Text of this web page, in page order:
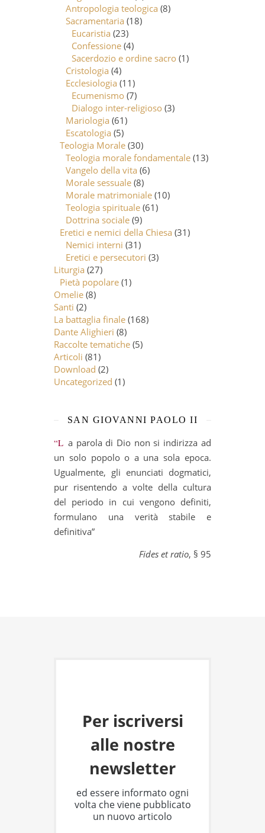
Antropologia teologica (8)
Sacramentaria (18)
Eucaristia (23)
Confessione (4)
Sacerdozio e ordine sacro (1)
Cristologia (4)
Ecclesiologia (11)
Ecumenismo (7)
Dialogo inter-religioso (3)
Mariologia (61)
Escatologia (5)
Teologia Morale (30)
Teologia morale fondamentale (13)
Vangelo della vita (6)
Morale sessuale (8)
Morale matrimoniale (10)
Teologia spirituale (61)
Dottrina sociale (9)
Eretici e nemici della Chiesa (31)
Nemici interni (31)
Eretici e persecutori (3)
Liturgia (27)
Pietà popolare (1)
Omelie (8)
Santi (2)
La battaglia finale (168)
Dante Alighieri (8)
Raccolte tematiche (5)
Articoli (81)
Download (2)
Uncategorized (1)
SAN GIOVANNI PAOLO II
“La parola di Dio non si indirizza ad
un solo popolo o a una sola epoca.
Ugualmente, gli enunciati dogmatici,
pur risentendo a volte della cultura
del periodo in cui vengono definiti,
formulano una verità stabile e
definitiva”
Fides et ratio, § 95
Per iscriversi
alle nostre
newsletter
ed essere informato ogni
volta che viene pubblicato
un nuovo articolo